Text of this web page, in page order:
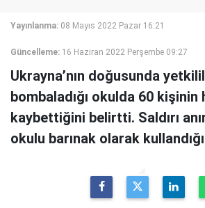
Yayınlanma: 08 Mayıs 2022 Pazar 16:21
Güncelleme: 16 Haziran 2022 Perşembe 09:27
Ukrayna’nın doğusunda
bombaladığı okulda 60 kişinin
kaybettiğini belirtti. Saldırı
okulu barınak olarak